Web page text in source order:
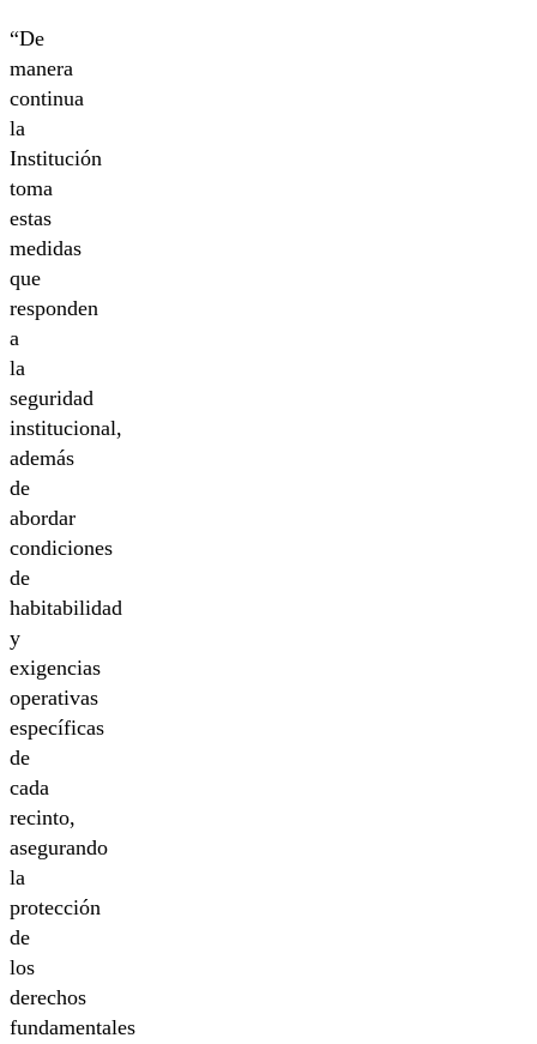
“De
manera
continua
la
Institución
toma
estas
medidas
que
responden
a
la
seguridad
institucional,
además
de
abordar
condiciones
de
habitabilidad
y
exigencias
operativas
específicas
de
cada
recinto,
asegurando
la
protección
de
los
derechos
fundamentales